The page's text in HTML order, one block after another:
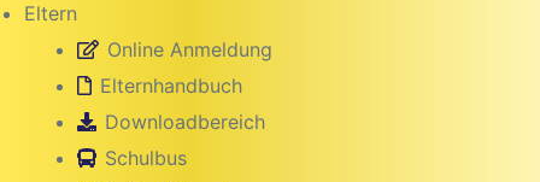
Eltern
Online Anmeldung
Elternhandbuch
Downloadbereich
Schulbus